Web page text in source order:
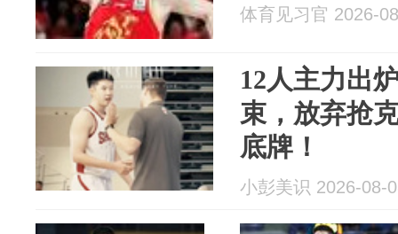
体育见习官 2026-
12人主力出
束，放弃抢
底牌！
小彭美识 2026-08-